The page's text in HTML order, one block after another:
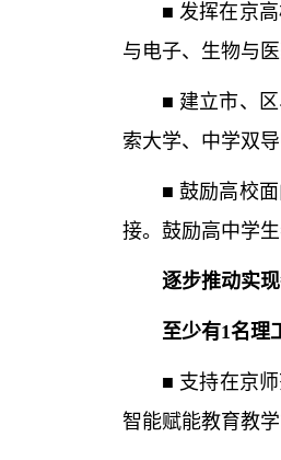
■ 发挥在京高校
与电子、生物与
■ 建立市、区、
索大学、中学双
■ 鼓励高校面向
接。鼓励高中学
逐步推动实
至少有1名理
■ 支持在京师范
智能赋能教育教